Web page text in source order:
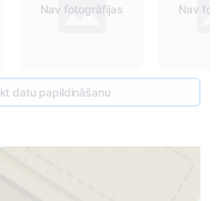
Nav fotogrāfijas Nav
datu papildināšanu